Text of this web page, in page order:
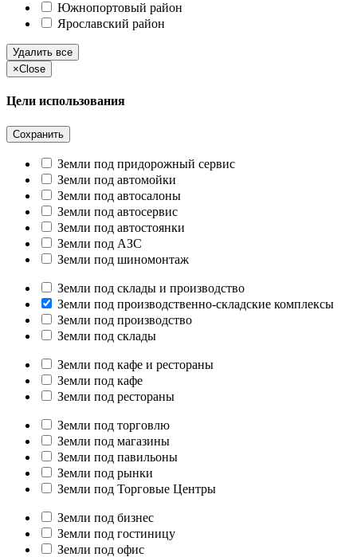
Южнопортовый район
Ярославский район
Удалить все
×Close
Цели использования
Сохранить
Земли под придорожный сервис
Земли под автомойки
Земли под автосалоны
Земли под автосервис
Земли под автостоянки
Земли под АЗС
Земли под шиномонтаж
Земли под склады и производство
Земли под производственно-складские комплексы
Земли под производство
Земли под склады
Земли под кафе и рестораны
Земли под кафе
Земли под рестораны
Земли под торговлю
Земли под магазины
Земли под павильоны
Земли под рынки
Земли под Торговые Центры
Земли под бизнес
Земли под гостиницу
Земли под офис